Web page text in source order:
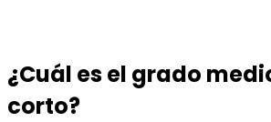
¿Cuál es el grado
corto?